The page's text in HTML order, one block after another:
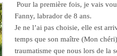
Pour la première fois, je vais
Fanny, labrador de 8 ans.
Je ne l’ai pas choisie, elle est
temps que son maître (Mon
traumatisme que nous lors de la